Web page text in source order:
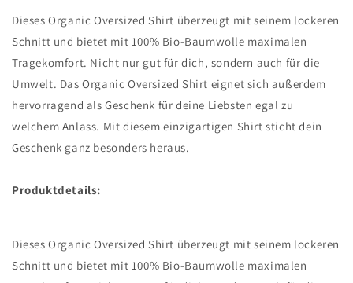
Dieses Organic Oversized Shirt überzeugt mit seinem lockeren
Schnitt und bietet mit 100% Bio-Baumwolle maximalen
Tragekomfort. Nicht nur gut für dich, sondern auch für die
Umwelt. Das Organic Oversized Shirt eignet sich außerdem
hervorragend als Geschenk für deine Liebsten egal zu
welchem Anlass. Mit diesem einzigartigen Shirt sticht dein
Geschenk ganz besonders heraus.
Produktdetails:
Dieses Organic Oversized Shirt überzeugt mit seinem lockeren
Schnitt und bietet mit 100% Bio-Baumwolle maximalen